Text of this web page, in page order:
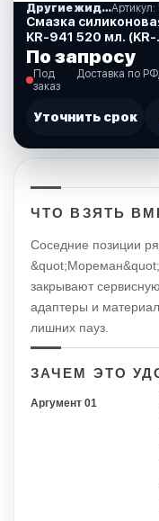
Другие жидкости, лакокрасочные материалы
Смазка
KR-941 520 мл. (KR-
941)
По запросу
Под
заказ
Доставка по
Уточнить срок
ЧТО ВЗЯТЬ
Соседние позиции
закрывают
адаптеры и
лишних пауз.
ЗАЧЕМ ЭТО
Аргумент 01